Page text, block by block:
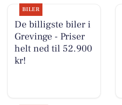
BILER
De billigste biler i
Grevinge - Priser
helt ned til 52.900
kr!